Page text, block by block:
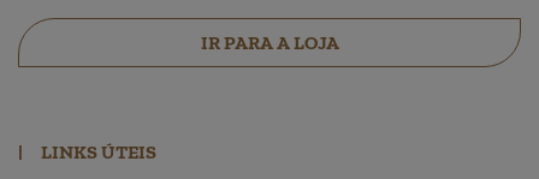
IR PARA A LOJA
|
LINKS ÚTEIS